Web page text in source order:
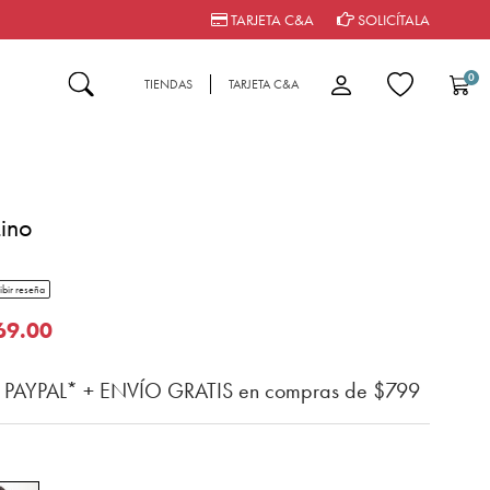
TARJETA C&A SOLICÍTALA
TIENDAS TARJETA C&A 0
cliente
rating
reseña
de
+ ENVÍO GRATIS en compras de $799